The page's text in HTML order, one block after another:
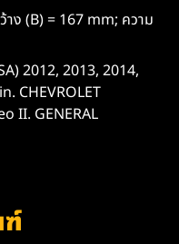
ง (B) = 167 mm; ความ
2012, 2013, 2014,
CHEVROLET
II. GENERAL